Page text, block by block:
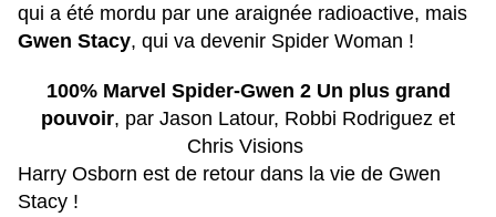
qui a été mordu par une araignée radioactive, mais
Gwen Stacy, qui va devenir Spider Woman !
100% Marvel Spider-Gwen 2 Un plus grand
pouvoir, par Jason Latour, Robbi Rodriguez et
Chris Visions
Harry Osborn est de retour dans la vie de Gwen
Stacy !